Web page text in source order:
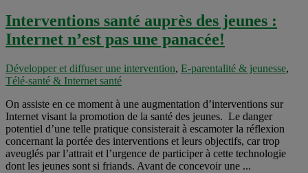
Interventions santé auprès des jeunes :
Internet n’est pas une panacée!
Développer et diffuser une intervention, E-parentalité & jeunesse,
Télé-santé & Internet santé
On assiste en ce moment à une augmentation d’interventions sur
Internet visant la promotion de la santé des jeunes. Le danger
potentiel d’une telle pratique consisterait à escamoter la réflexion
concernant la portée des interventions et leurs objectifs, car trop
aveuglés par l’attrait et l’urgence de participer à cette technologie
dont les jeunes sont si friands. Avant de concevoir une ...